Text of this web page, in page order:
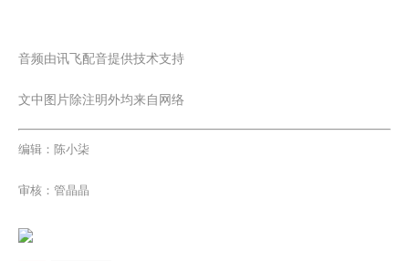
音频由讯飞配音提供技术支持
文中图片除注明外均来自网络
编辑：陈小柒
审核：管晶晶